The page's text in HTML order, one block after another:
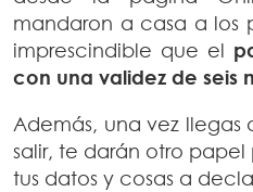
mandaron a casa a los
imprescindible que el
con una validez de seis
Además, una vez llegas
salir, te darán otro
tus datos y cosas a